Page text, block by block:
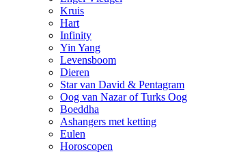
Kruis
Hart
Infinity
Yin Yang
Levensboom
Dieren
Star van David & Pentagram
Oog van Nazar of Turks Oog
Boeddha
Ashangers met ketting
Eulen
Horoscopen